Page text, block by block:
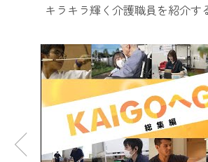
キラキラ輝く介護職員を紹介す